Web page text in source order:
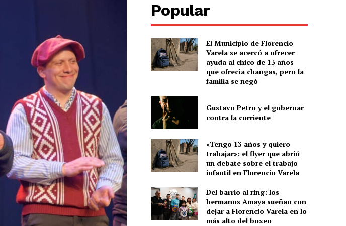
Popular
El Municipio de Florencio
Varela se acercó a ofrecer
ayuda al chico de 13 años
que ofrecía changas, pero la
familia se negó
Gustavo Petro y el gobernar
contra la corriente
«Tengo 13 años y quiero
trabajar»: el flyer que abrió
un debate sobre el trabajo
infantil en Florencio Varela
Del barrio al ring: los
hermanos Amaya sueñan con
dejar a Florencio Varela en lo
más alto del boxeo